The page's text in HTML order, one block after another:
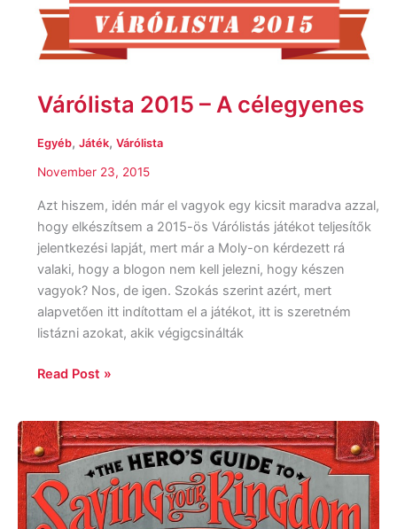
Várólista 2015 – A célegyenes
Egyéb, Játék, Várólista
November 23, 2015
Azt hiszem, idén már el vagyok egy kicsit maradva azzal,
hogy elkészítsem a 2015-ös Várólistás játékot teljesítők
jelentkezési lapját, mert már a Moly-on kérdezett rá
valaki, hogy a blogon nem kell jelezni, hogy készen
vagyok? Nos, de igen. Szokás szerint azért, mert
alapvetően itt indítottam el a játékot, itt is szeretném
listázni azokat, akik végigcsinálták
Read Post »
Christopher
Healy:
The
Hero’s
Guide